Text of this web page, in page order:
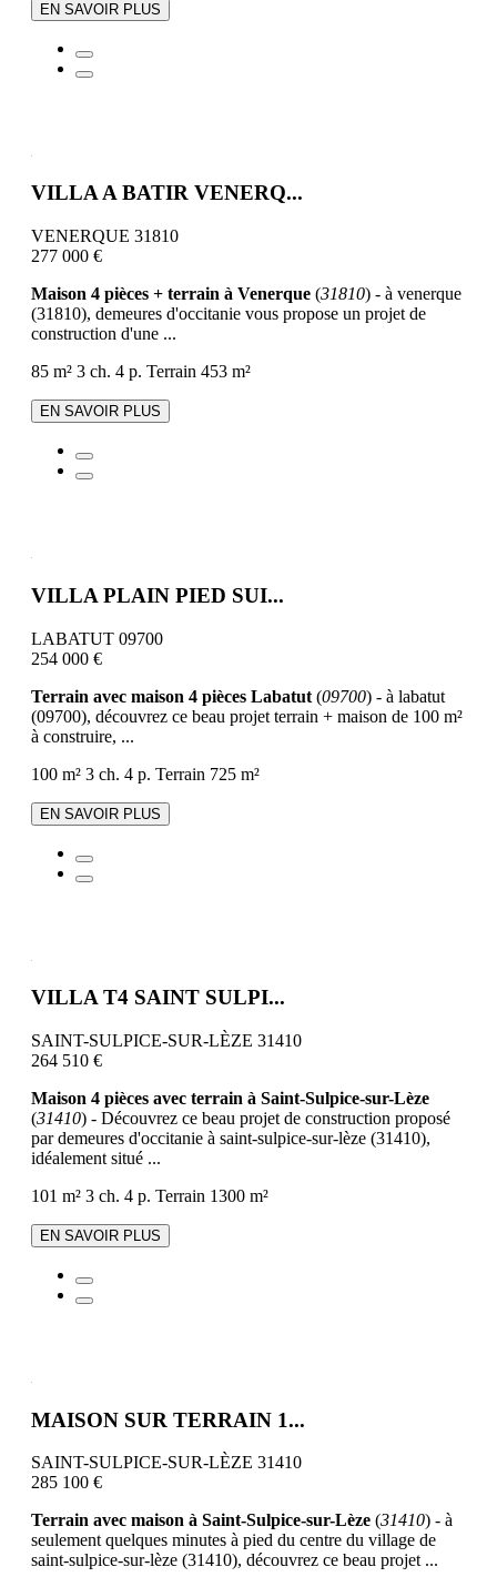
EN SAVOIR PLUS
VILLA A BATIR VENERQ...
VENERQUE 31810
277 000 €
Maison 4 pièces + terrain à Venerque (31810) - à venerque
(31810), demeures d'occitanie vous propose un projet de
construction d'une ...
85 m² 3 ch. 4 p. Terrain 453 m²
EN SAVOIR PLUS
VILLA PLAIN PIED SUI...
LABATUT 09700
254 000 €
Terrain avec maison 4 pièces Labatut (09700) - à labatut
(09700), découvrez ce beau projet terrain + maison de 100 m²
à construire, ...
100 m² 3 ch. 4 p. Terrain 725 m²
EN SAVOIR PLUS
VILLA T4 SAINT SULPI...
SAINT-SULPICE-SUR-LÈZE 31410
264 510 €
Maison 4 pièces avec terrain à Saint-Sulpice-sur-Lèze
(31410) - Découvrez ce beau projet de construction proposé
par demeures d'occitanie à saint-sulpice-sur-lèze (31410),
idéalement situé ...
101 m² 3 ch. 4 p. Terrain 1300 m²
EN SAVOIR PLUS
MAISON SUR TERRAIN 1...
SAINT-SULPICE-SUR-LÈZE 31410
285 100 €
Terrain avec maison à Saint-Sulpice-sur-Lèze (31410) - à
seulement quelques minutes à pied du centre du village de
saint-sulpice-sur-lèze (31410), découvrez ce beau projet ...